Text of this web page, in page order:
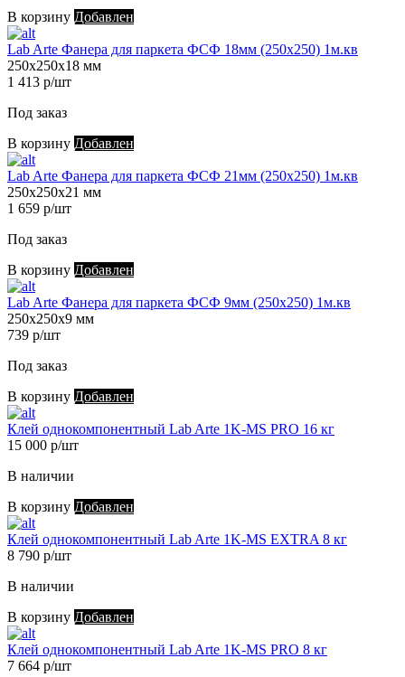
В корзину Добавлен
Lab Arte Фанера для паркета ФСФ 18мм (250х250) 1м.кв
250х250х18 мм
1 413 р/шт
Под заказ
В корзину Добавлен
Lab Arte Фанера для паркета ФСФ 21мм (250х250) 1м.кв
250х250х21 мм
1 659 р/шт
Под заказ
В корзину Добавлен
Lab Arte Фанера для паркета ФСФ 9мм (250х250) 1м.кв
250х250х9 мм
739 р/шт
Под заказ
В корзину Добавлен
Клей однокомпонентный Lab Arte 1K-MS PRO 16 кг
15 000 р/шт
В наличии
В корзину Добавлен
Клей однокомпонентный Lab Arte 1K-MS EXTRA 8 кг
8 790 р/шт
В наличии
В корзину Добавлен
Клей однокомпонентный Lab Arte 1K-MS PRO 8 кг
7 664 р/шт